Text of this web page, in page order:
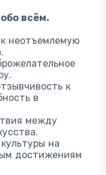
всём.
неотъемлемую
к
в
между
на
достижениям